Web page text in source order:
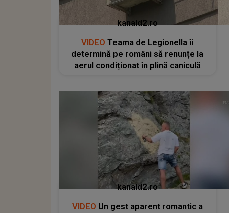
kanald2.ro
VIDEO Teama de Legionella îi
determină pe români să renunțe la
aerul condiționat în plină caniculă
kanald2.ro
VIDEO Un gest aparent romantic a